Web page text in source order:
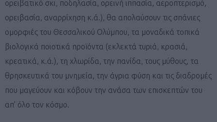
ορειβατικό σκι, ποδηλασία, ορεινή ιππασία, αεροπτερισμό,
ορειβασία, αναρρίχηση κ.ά.), θα απολαύσουν τις σπάνιες
ομορφιές του Θεσσαλικού Ολύμπου, τα μοναδικά τοπικά
βιολογικά ποιοτικά προϊόντα (εκλεκτά τυριά, κρασιά,
κρεατικά, κ.ά.), τη χλωρίδα, την πανίδα, τους μύθους, τα
θρησκευτικά του μνημεία, την άγρια φύση και τις διαδρομές
που μαγεύουν και κόβουν την ανάσα των επισκεπτών του
απ’ όλο τον κόσμο.